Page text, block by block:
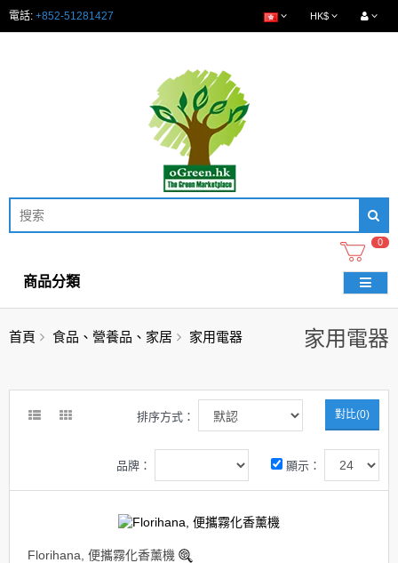
電話: +852-51281427 HK$
0
商品分類
首頁 食品、營養品、家居 家用電器 家用電器
對比(0)
排序方式：
顯示：
品牌：
Florihana, 便攜霧化香薰機